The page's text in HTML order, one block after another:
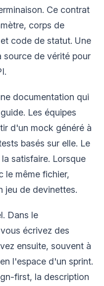
Ce contrat
corps de
code de statut. Une
source de vérité pour
documentation qui
Les équipes
d'un mock généré à
basés sur elle. Le
satisfaire. Lorsque
le même fichier,
jeu de devinettes.
Dans le
écrivez des
ensuite, souvent à
l'espace d'un sprint.
first, la description